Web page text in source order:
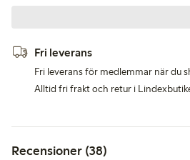
Fri leverans
Fri leverans för medlemmar när du
Alltid fri frakt och retur i
Recensioner (38)